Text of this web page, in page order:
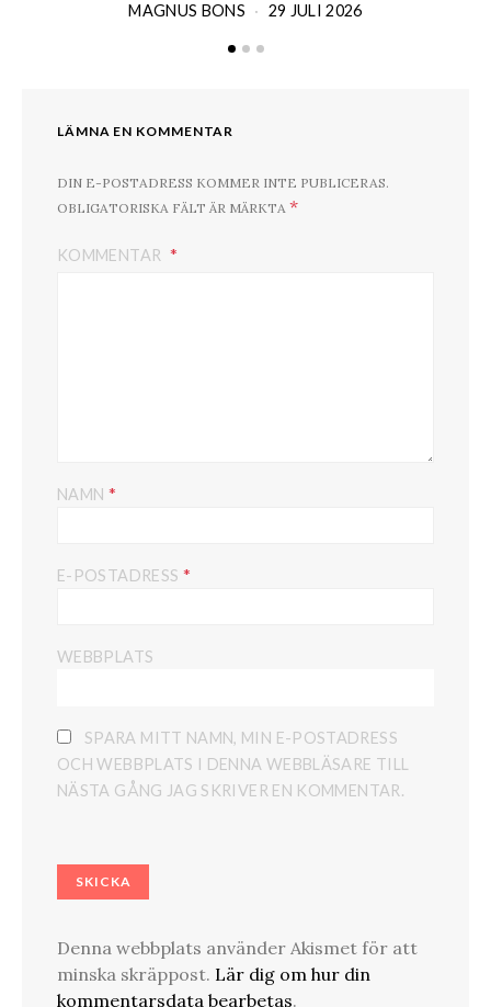
MAGNUS BONS 29 JULI 2026
LÄMNA EN KOMMENTAR
DIN E-POSTADRESS KOMMER INTE PUBLICERAS.
OBLIGATORISKA FÄLT ÄR MÄRKTA *
KOMMENTAR
NAMN *
E-POSTADRESS *
WEBBPLATS
SPARA MITT NAMN, MIN E-POSTADRESS
OCH WEBBPLATS I DENNA WEBBLÄSARE TILL
NÄSTA GÅNG JAG SKRIVER EN KOMMENTAR.
Denna webbplats använder Akismet för att
minska skräppost. Lär dig om hur din
kommentarsdata bearbetas.